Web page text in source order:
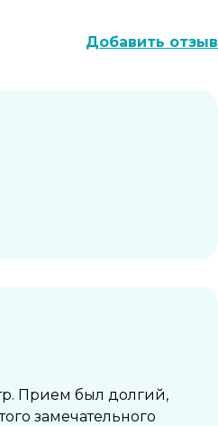
Добавить отзыв
Прием был долгий,
замечательного